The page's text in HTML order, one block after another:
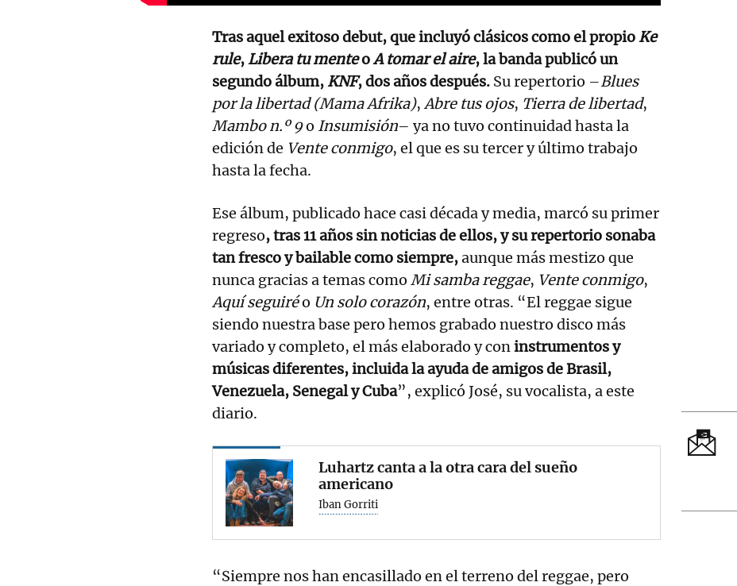
Tras aquel exitoso debut, que incluyó clásicos como el propioKe
rule,Libera tu menteoA tomar el aire, la banda publicó un
segundo álbum,KNF, dos años después. Su repertorio –Blues
por la libertad (Mama Afrika),Abre tus ojos, Tierra de libertad,
Mambo n.º 9o Insumisión– ya no tuvo continuidad hasta la
edición de Vente conmigo, el que es su tercer y último trabajo
hasta la fecha.
Ese álbum, publicado hace casi década y media, marcó su primer
regreso, tras 11 años sin noticias de ellos, y su repertorio sonaba
tan fresco y bailable como siempre,aunque más mestizo que
nunca gracias a temas como Mi samba reggae, Vente conmigo,
Aquí seguiréo Un solo corazón, entre otras. “El reggae sigue
siendo nuestra base pero hemos grabado nuestro disco más
variado y completo, el más elaborado y coninstrumentos y
músicas diferentes, incluida la ayuda de amigos de Brasil,
Venezuela, Senegal y Cuba”, explicó José, su vocalista, a este
diario.
Luhartz canta a la otra cara del sueño
americano
Iban Gorriti
“Siempre nos han encasillado en el terreno del reggae, pero